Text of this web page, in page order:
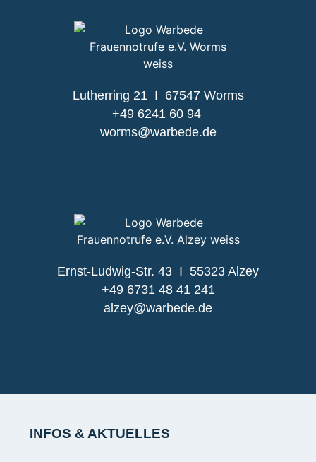
Lutherring 21 I 67547 Worms
+49 6241 60 94
worms@warbede.de
Ernst-Ludwig-Str. 43 I 55323 Alzey
+49 6731 48 41 241
alzey@warbede.de
INFOS & AKTUELLES